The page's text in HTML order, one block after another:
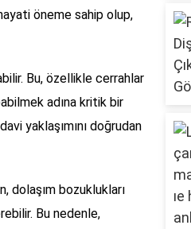
öneme sahip olup,
Bu, özellikle cerrahlar
adına kritik bir
yaklaşımını doğrudan
dolaşım bozuklukları
Bu nedenle,